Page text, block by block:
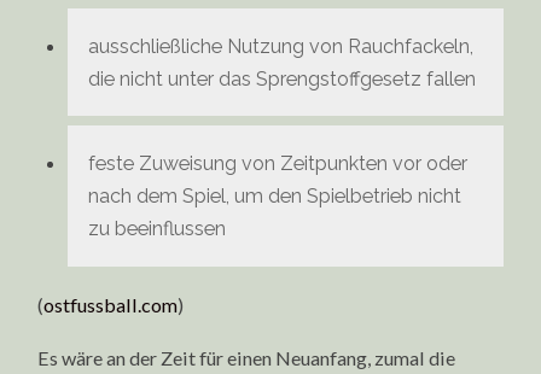
ausschließliche Nutzung von Rauchfackeln,
die nicht unter das Sprengstoffgesetz fallen
feste Zuweisung von Zeitpunkten vor oder
nach dem Spiel, um den Spielbetrieb nicht
zu beeinflussen
(ostfussball.com)
Es wäre an der Zeit für einen Neuanfang, zumal die